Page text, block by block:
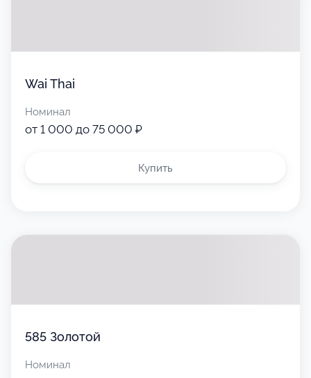
Wai Thai
Номинал
от 1 000 до 75 000 ₽
Купить
585 Золотой
Номинал